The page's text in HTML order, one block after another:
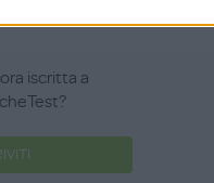
iscritta a